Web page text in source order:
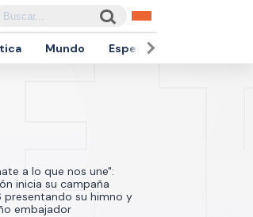
Mundo Espectáculos
a lo que nos une":
inicia su campaña
presentando su himno y
embajador